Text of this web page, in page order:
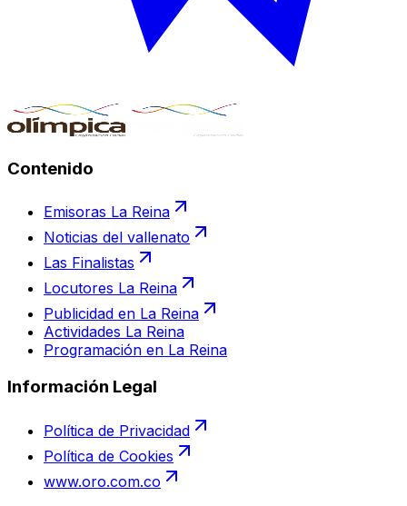
Contenido
Emisoras La Reina
Noticias del vallenato
Las Finalistas
Locutores La Reina
Publicidad en La Reina
Actividades La Reina
Programación en La Reina
Información Legal
Política de Privacidad
Política de Cookies
www.oro.com.co